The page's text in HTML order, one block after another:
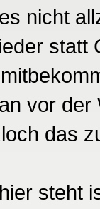
nicht
statt
vor
das
steht